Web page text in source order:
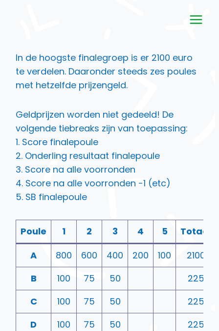
In de hoogste finalegroep is er 2100 euro
te verdelen. Daaronder steeds zes poules
met hetzelfde prijzengeld.
Geldprijzen worden niet gedeeld! De
volgende tiebreaks zijn van toepassing:
1. Score finalepoule
2. Onderling resultaat finalepoule
3. Score na alle voorronden
4. Score na alle voorronden -1 (etc)
5. SB finalepoule
Poule 1 2 3 4 5
Totaal
A
800 600 400 200 100
2100
B
100 75 50
225
C
100 75 50
225
D
100 75 50
225